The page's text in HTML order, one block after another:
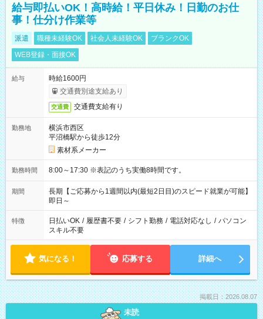
給与即払いOK！高時給！平日休み！日勤のお仕
事！仕分け作業等
派遣 職種未経験OK 社会人未経験OK
ブランクOK
WEB登録・面接OK
給与
時給1600円
交通費別途支給あり
交通費 交通費支給有り
勤務地
横浜市西区
平沼橋駅から徒歩12分
素材系メーカー
勤務時間 8:00～17:30 ※表記のうち実働8時間です。
期間
長期【ご応募から1週間以内(最短2日目)のスピード就業が可能】
即日～
特徴 日払いOK / 履歴書不要 / シフト勤務 / 電話対応なし / パソコン
スキル不要
気になる！ 応募する 詳細へ
掲載日：2026.08.07
未読